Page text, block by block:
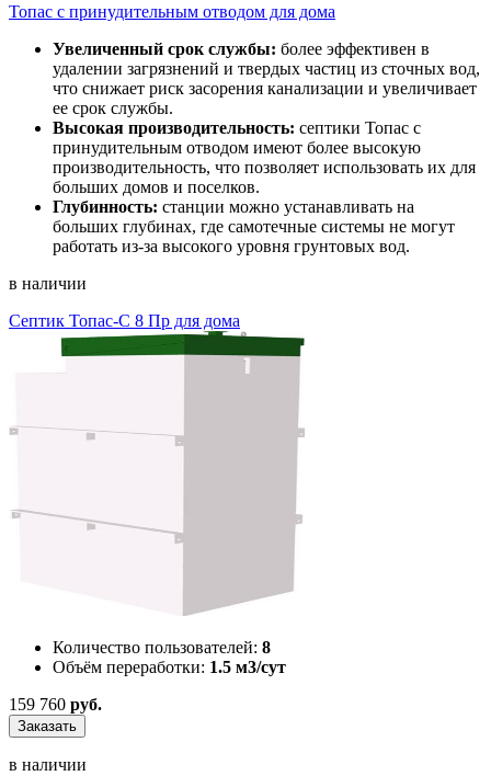
Топас с принудительным отводом для дома
Увеличенный срок службы: более эффективен в
удалении загрязнений и твердых частиц из сточных вод,
что снижает риск засорения канализации и увеличивает
ее срок службы.
Высокая производительность: септики Топас с
принудительным отводом имеют более высокую
производительность, что позволяет использовать их для
больших домов и поселков.
Глубинность: станции можно устанавливать на
больших глубинах, где самотечные системы не могут
работать из-за высокого уровня грунтовых вод.
в наличии
Септик Топас-С 8 Пр для дома
Количество пользователей: 8
Объём переработки: 1.5 м3/сут
159 760 руб.
Заказать
в наличии